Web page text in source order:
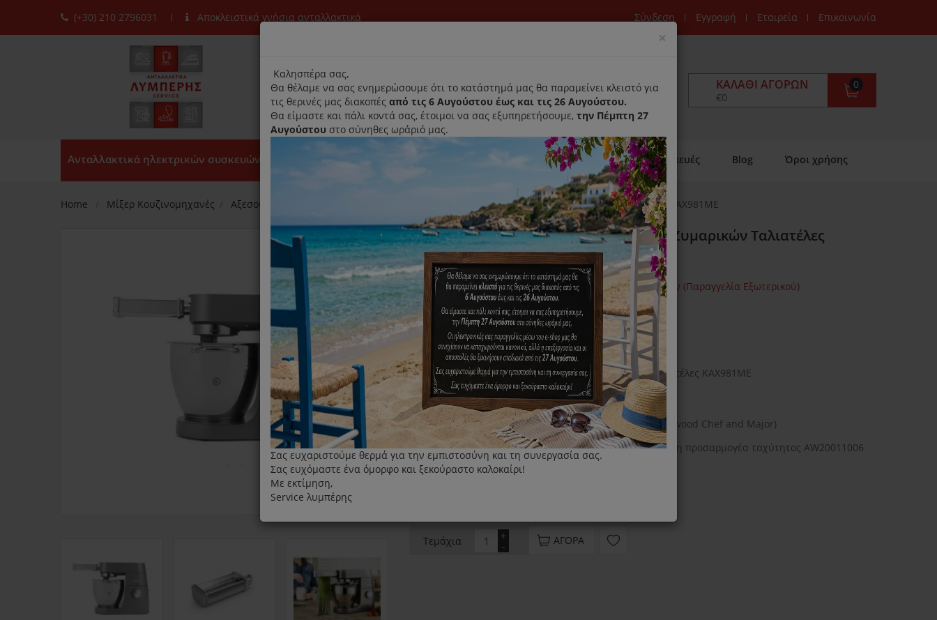
(+30) 210 2796031 Αποκλειστικά γνήσια ανταλλακτικά Σύνδεση Εγγραφή Εταιρεία Επικοινωνία
ΚΑΛΆΘΙ ΑΓΟΡΏΝ
0
€0
Ανταλλακτικά ηλεκτρικών συσκευών Αρχική Παραλαβή- Παράδοση Κατ'οικον Επισκευές Blog Όροι χρήσης
Home Μίξερ Κουζινομηχανές Αξεσουάρ Κουζινομηχανών Εξάρτημα Ζυμαρικών Παρασκευαστής Ζυμαρικών Ταλιατέλες KAX981ME
Εξάρτημα Ζυμαρικών Παρασκευαστής Ζυμαρικών Ταλιατέλες
KAX981ME
Κωδικός : AW20011031
Διαθεσιμότητα : Παράδοση Εντός 15 Εργάσιμων Ημερών (Παραγγελία Εξωτερικού)
Εξάρτημα Ζυμαρικών Παρασκευαστής Ζυμαρικών Ταλιατέλες KAX981ME
Κατάλληλο για:
Κατάλληλο για μοντέλα χαμηλής ταχύτητας εξόδου (Kenwood Chef and Major)
Για παλαιότερα μοντέλα, ενδέχεται να χρειάζεται η χρήση προσαρμογέα ταχύτητος AW20011006
Τεμάχια -
+ ΑΓΟΡΆ
× Close
title
Καλησπέρα σας,
Θα θέλαμε να σας ενημερώσουμε ότι το κατάστημά μας θα παραμείνει κλειστό για
τις θερινές μας διακοπές από τις 6 Αυγούστου έως και τις 26 Αυγούστου.
Θα είμαστε και πάλι κοντά σας, έτοιμοι να σας εξυπηρετήσουμε, την Πέμπτη 27
Αυγούστου στο σύνηθες ωράριό μας.
Σας ευχαριστούμε θερμά για την εμπιστοσύνη και τη συνεργασία σας.
Σας ευχόμαστε ένα όμορφο και ξεκούραστο καλοκαίρι!
Με εκτίμηση,
Service λυμπέρης